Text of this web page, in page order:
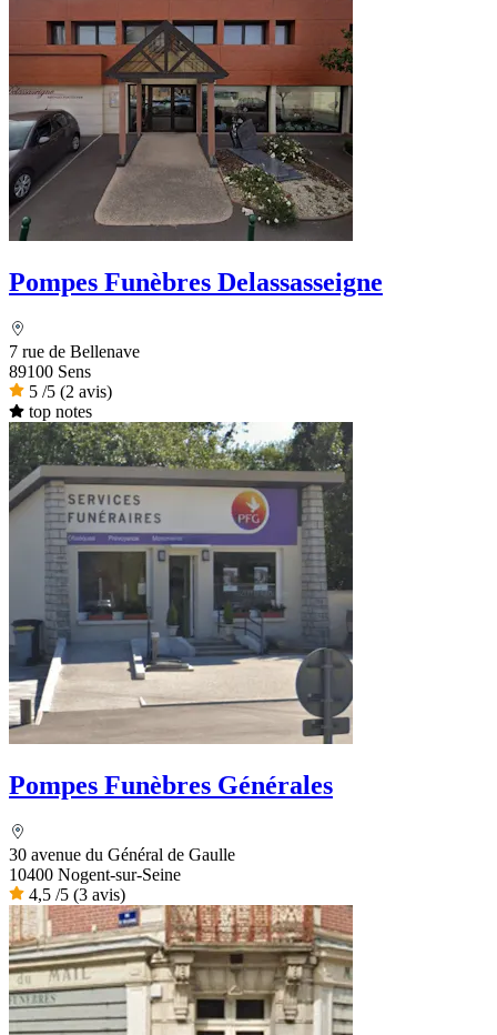
Pompes Funèbres Delassasseigne
7 rue de Bellenave
89100 Sens
5 /5 (2 avis)
top notes
Pompes Funèbres Générales
30 avenue du Général de Gaulle
10400 Nogent-sur-Seine
4,5 /5 (3 avis)